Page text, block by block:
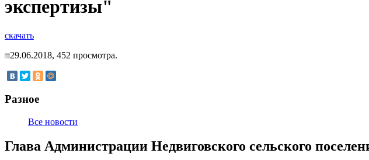
экспертизы"
скачать
29.06.2018, 452 просмотра.
Разное
Все новости
Глава Администрации Недвиговского сельского